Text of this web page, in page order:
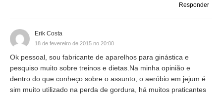
Responder
Erik Costa
18 de fevereiro de 2015 no 20:00
Ok pessoal, sou fabricante de aparelhos para ginástica e
pesquiso muito sobre treinos e dietas.Na minha opinião e
dentro do que conheço sobre o assunto, o aeróbio em jejum é
sim muito utilizado na perda de gordura, há muitos praticantes